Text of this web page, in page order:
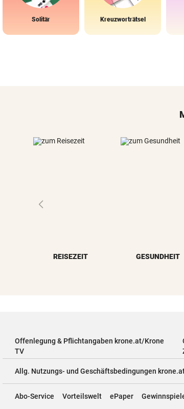
Solitär Kreuzworträtsel
REISEZEIT GESUNDHEIT
Offenlegung & Pflichtangaben krone.at/Krone
TV
Allg. Nutzungs- und Geschäftsbedingungen
Abo-Service Vorteilswelt ePaper